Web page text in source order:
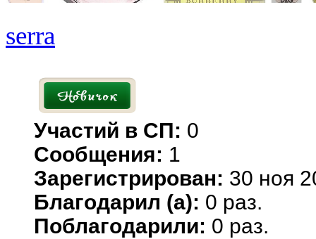
serra
Участий в СП: 0
Сообщения: 1
Зарегистрирован: 30 ноя
Благодарил (а): 0 раз.
Поблагодарили: 0 раз.